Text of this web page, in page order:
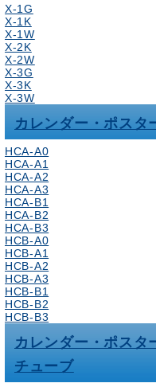
X-1G
X-1K
X-1W
X-2K
X-2W
X-3G
X-3K
X-3W
カレンダー・ポスタ
HCA-A0
HCA-A1
HCA-A2
HCA-A3
HCA-B1
HCA-B2
HCA-B3
HCB-A0
HCB-A1
HCB-A2
HCB-A3
HCB-B1
HCB-B2
HCB-B3
カレンダー・ポスタ
チューブ